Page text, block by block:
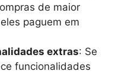
de maior
paguem em
extras: Se
funcionalidades